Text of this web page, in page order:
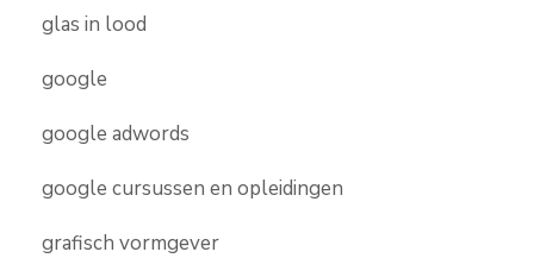
glas in lood
google
google adwords
google cursussen en opleidingen
grafisch vormgever